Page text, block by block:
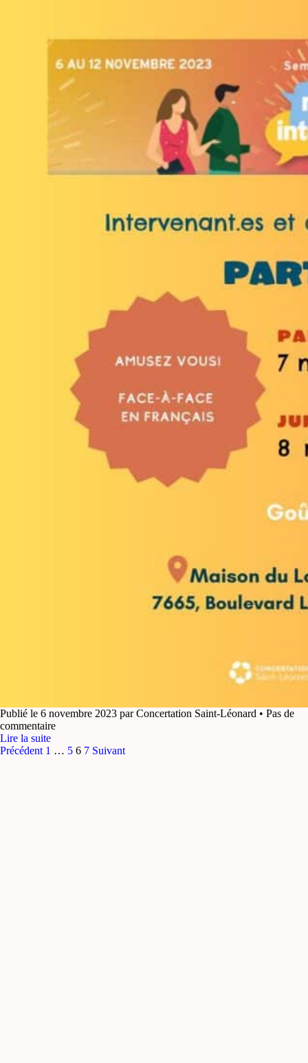
Publié le 6 novembre 2023 par Concertation Saint-Léonard • Pas de
commentaire
Lire la suite
Pagination
Précédent 1 … 5 6 7 Suivant